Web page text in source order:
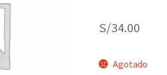
S/34.00
Agotado